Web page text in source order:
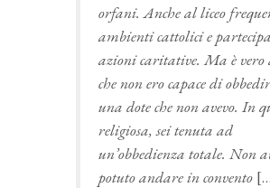
orfani. Anche al liceo
ambienti cattolici e
azioni caritative. Ma è vero
che non ero capace di
una dote che non avevo. In
religiosa, sei tenuta ad
un’obbedienza totale. Non
potuto andare in convento